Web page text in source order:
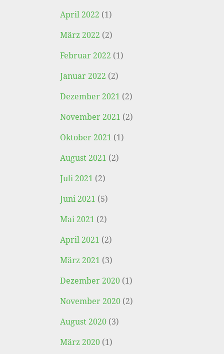
April 2022 (1)
März 2022 (2)
Februar 2022 (1)
Januar 2022 (2)
Dezember 2021 (2)
November 2021 (2)
Oktober 2021 (1)
August 2021 (2)
Juli 2021 (2)
Juni 2021 (5)
Mai 2021 (2)
April 2021 (2)
März 2021 (3)
Dezember 2020 (1)
November 2020 (2)
August 2020 (3)
März 2020 (1)